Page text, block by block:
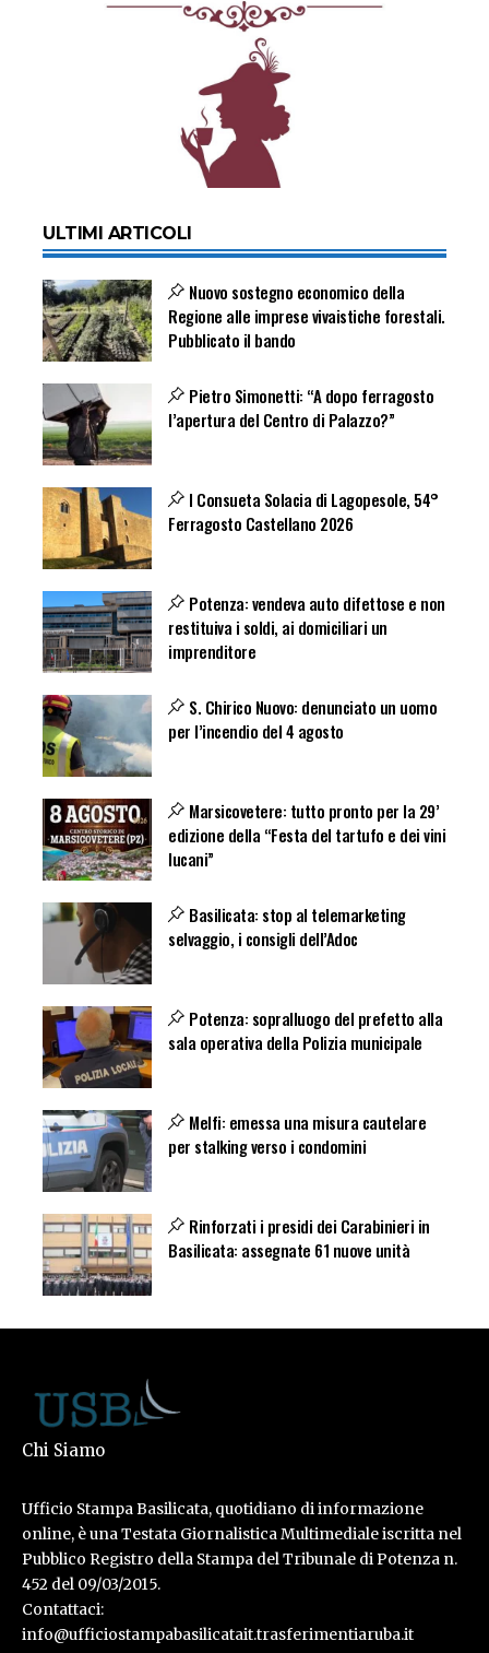
ULTIMI ARTICOLI
Nuovo sostegno economico della
Regione alle imprese vivaistiche forestali.
Pubblicato il bando
Pietro Simonetti: “A dopo ferragosto
l’apertura del Centro di Palazzo?”
I Consueta Solacia di Lagopesole, 54°
Ferragosto Castellano 2026
Potenza: vendeva auto difettose e non
restituiva i soldi, ai domiciliari un
imprenditore
S. Chirico Nuovo: denunciato un uomo
per l’incendio del 4 agosto
Marsicovetere: tutto pronto per la 29’
edizione della “Festa del tartufo e dei vini
lucani”
Basilicata: stop al telemarketing
selvaggio, i consigli dell’Adoc
Potenza: sopralluogo del prefetto alla
sala operativa della Polizia municipale
Melfi: emessa una misura cautelare
per stalking verso i condomini
Rinforzati i presidi dei Carabinieri in
Basilicata: assegnate 61 nuove unità
Chi Siamo
Ufficio Stampa Basilicata, quotidiano di informazione
online, è una Testata Giornalistica Multimediale iscritta nel
Pubblico Registro della Stampa del Tribunale di Potenza n.
452 del 09/03/2015.
Contattaci:
info@ufficiostampabasilicatait.trasferimentiaruba.it